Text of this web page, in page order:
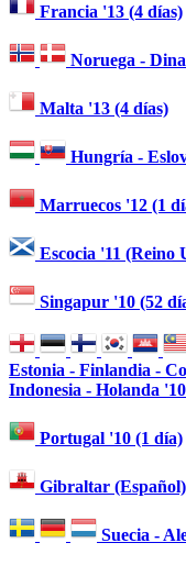
Francia '13 (4 días)
Noruega -
Malta '13 (4 días)
Hungría -
Marruecos '12 (1
Escocia '11 (Reino
Singapur '10 (52
Estonia - Finlandia -
Indonesia - Holanda
Portugal '10 (1 día)
Gibraltar
Suecia -